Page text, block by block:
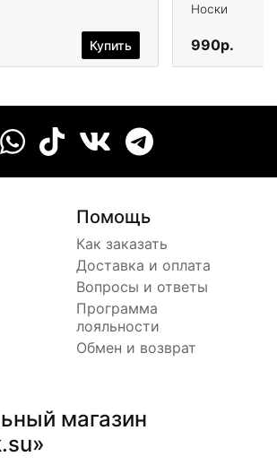
Купить
Носки
990р.
Помощь
Как заказать
Доставка и оплата
Вопросы и ответы
Программа
лояльности
Обмен и возврат
магазин